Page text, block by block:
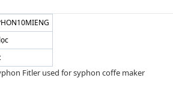
Fitler used for syphon coffe maker